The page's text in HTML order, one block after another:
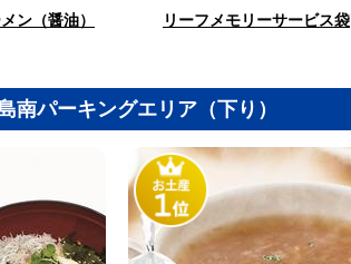
ン（醤油） リーフメモリーサービス袋
南パーキングエリア（下り）